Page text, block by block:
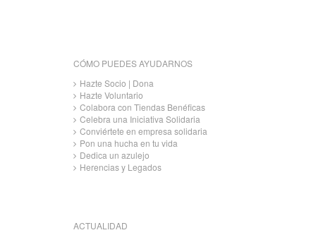
CÓMO PUEDES AYUDARNOS
Hazte Socio | Dona
Hazte Voluntario
Colabora con Tiendas Benéficas
Celebra una Iniciativa Solidaria
Conviértete en empresa solidaria
Pon una hucha en tu vida
Dedica un azulejo
Herencias y Legados
ACTUALIDAD